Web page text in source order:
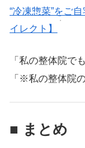
“冷凍惣菜”をご
イレクト】
「私の整体院で
「※私の整体院
■ まとめ